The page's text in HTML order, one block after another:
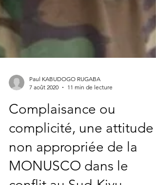
Paul KABUDOGO RUGABA
7 août 2020
11 min de lecture
Complaisance ou
complicité, une attitude